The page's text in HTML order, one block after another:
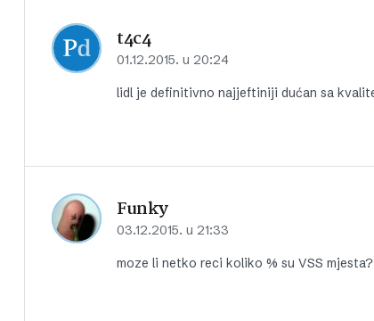
t4c4
01.12.2015. u 20:24
lidl je definitivno najjeftiniji dućan sa
Funky
03.12.2015. u 21:33
moze li netko reci koliko % su VSS mjesta?